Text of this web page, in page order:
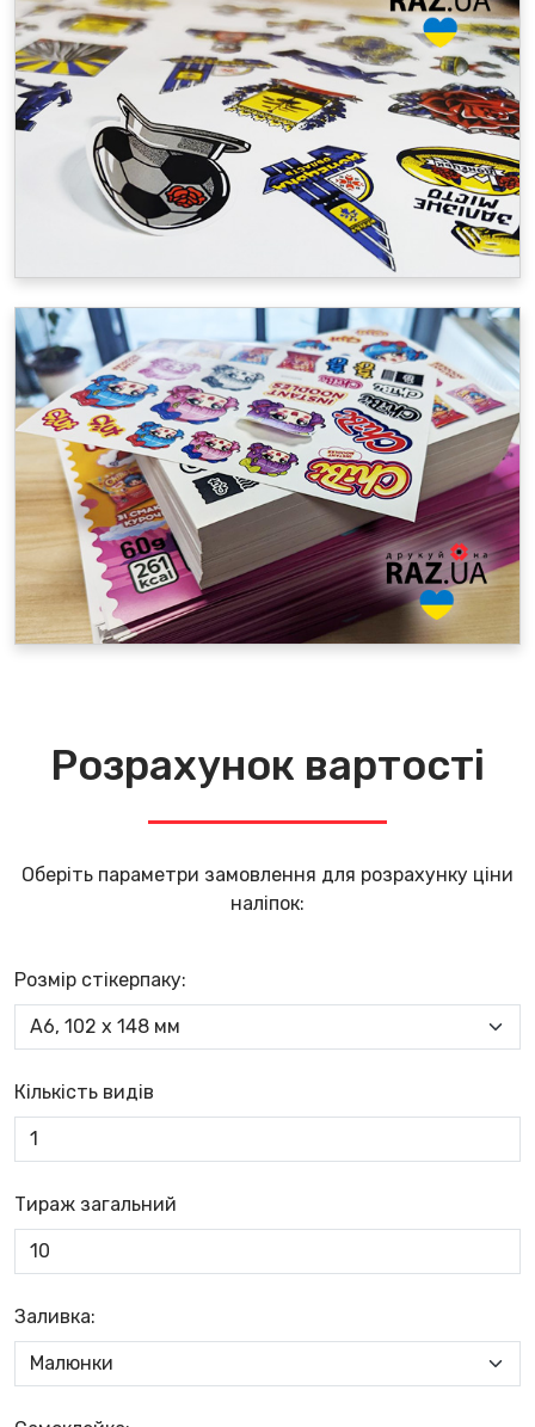
Розрахунок вартості
Оберіть параметри замовлення для розрахунку ціни
наліпок:
Розмір стікерпаку:
Кількість видів
Тираж загальний
Заливка: